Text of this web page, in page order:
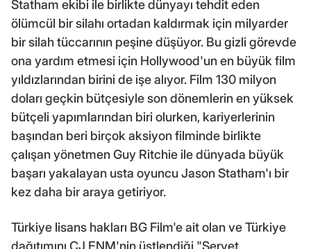
Statham ekibi ile birlikte dünyayı tehdit eden
ölümcül bir silahı ortadan kaldırmak için milyarder
bir silah tüccarının peşine düşüyor. Bu gizli görevde
ona yardım etmesi için Hollywood'un en büyük film
yıldızlarından birini de işe alıyor. Film 130 milyon
doları geçkin bütçesiyle son dönemlerin en yüksek
bütçeli yapımlarından biri olurken, kariyerlerinin
başından beri birçok aksiyon filminde birlikte
çalışan yönetmen Guy Ritchie ile dünyada büyük
başarı yakalayan usta oyuncu Jason Statham'ı bir
kez daha bir araya getiriyor.
Türkiye lisans hakları BG Film'e ait olan ve Türkiye
dağıtımını CJ ENM'nin üstlendiği "Servet